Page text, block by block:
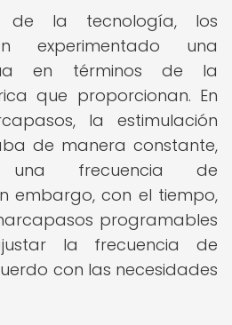
la tecnología, los
experimentado una
en términos de la
que proporcionan. En
la estimulación
de manera constante,
una frecuencia de
embargo, con el tiempo,
programables
la frecuencia de
con las necesidades